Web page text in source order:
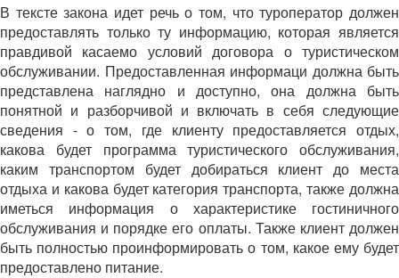
В тексте закона идет речь о том, что туроператор должен
предоставлять только ту информацию, которая является
правдивой касаемо условий договора о туристическом
обслуживании. Предоставленная информаци должна быть
представлена наглядно и доступно, она должна быть
понятной и разборчивой и включать в себя следующие
сведения - о том, где клиенту предоставляется отдых,
какова будет программа туристического обслуживания,
каким транспортом будет добираться клиент до места
отдыха и какова будет категория транспорта, также должна
иметься информация о характеристике гостиничного
обслуживания и порядке его оплаты. Также клиент должен
быть полностью проинформировать о том, какое ему будет
предоставлено питание.